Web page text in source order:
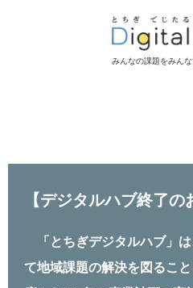
みんなの課題をみんな
【デジタルハブ終了の
「とちぎデジタルハブ」
て地域課題の解決を図るこ